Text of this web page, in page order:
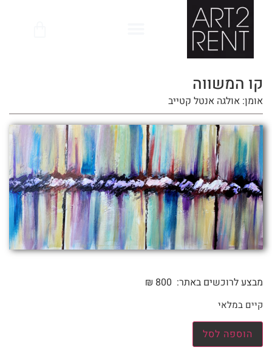
קו המשווה
אומן: אולגה אנטל קטייב
מבצע לרוכשים באתר: ₪ 800
קיים במלאי
הוספה לסל